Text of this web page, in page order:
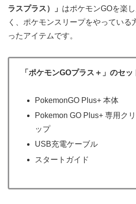
ラスプラス）」 はポケモンGOを楽
く、ポケモンスリープをやっている
ったアイテムです。
「ポケモンGOプラス＋」のセッ
PokemonGO Plus+ 本体
Pokemon GO Plus+ 専用ク
ップ
USB充電ケーブル
スタートガイド